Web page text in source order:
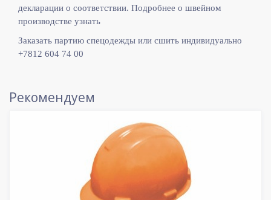
декларации о соответствии. Подробнее о швейном
производстве узнать
Заказать партию спецодежды или сшить индивидуально
+7812 604 74 00
Рекомендуем